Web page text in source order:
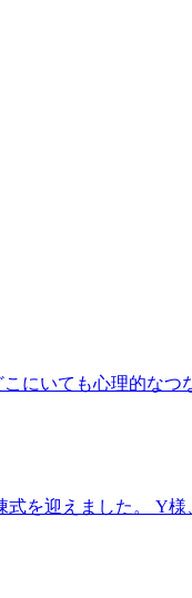
にいても心理的なつ
を迎えました。 Y様